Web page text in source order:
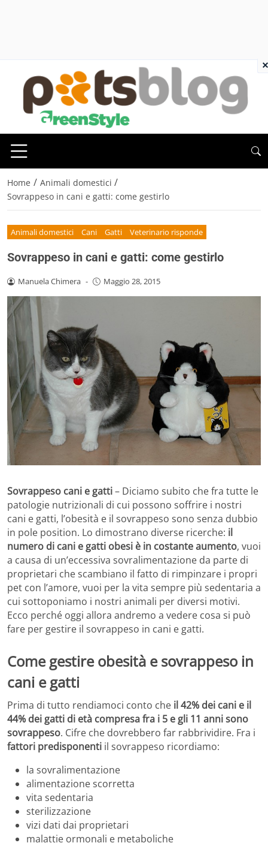
Home / Animali domestici /
Sovrappeso in cani e gatti: come gestirlo
Animali domestici Cani Gatti Veterinario risponde
Sovrappeso in cani e gatti: come gestirlo
Manuela Chimera - Maggio 28, 2015
Sovrappeso cani e gatti– Diciamo subito che fra tutte le
patologie nutrizionali di cui possono soffrire i nostri
cani e gatti, l’obesità e il sovrappeso sono senza dubbio
in pole position. Lo dimostrano diverse ricerche: il
numero di cani e gatti obesi è in costante aumento, vuoi
a causa di un’eccessiva sovralimentazione da parte di
proprietari che scambiano il fatto di rimpinzare i propri
pet con l’amore, vuoi per la vita sempre più sedentaria a
cui sottoponiamo i nostri animali per diversi motivi.
Ecco perché oggi allora andremo a vedere cosa si può
fare per gestire il sovrappeso in cani e gatti.
Come gestire obesità e sovrappeso in
cani e gatti
Prima di tutto rendiamoci conto che il 42% dei cani e il
44% dei gatti di età compresa fra i 5 e gli 11 anni sono
sovrappeso. Cifre che dovrebbero far rabbrividire. Fra i
fattori predisponenti il sovrappeso ricordiamo:
la sovralimentazione
alimentazione scorretta
vita sedentaria
sterilizzazione
vizi dati dai proprietari
malattie ormonali e metaboliche
×